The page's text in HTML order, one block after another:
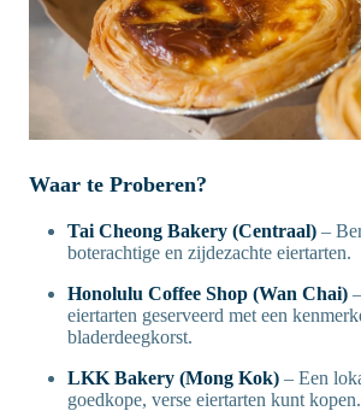
Waar te Proberen?
Tai Cheong Bakery (Centraal) –
boterachtige en zijdezachte eiertarten.
Honolulu Coffee Shop (Wan Chai)
eiertarten geserveerd met een
bladerdeegkorst.
LKK Bakery (Mong Kok) – Een
goedkope, verse eiertarten kunt kopen.